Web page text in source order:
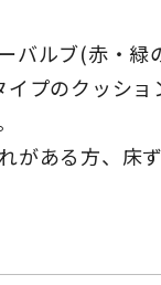
バルブ(赤・緑
イプのクッシ
がある方、床